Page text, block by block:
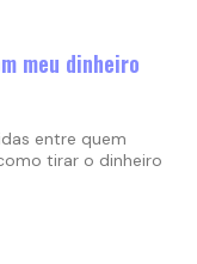
meu dinheiro
entre quem
tirar o dinheiro